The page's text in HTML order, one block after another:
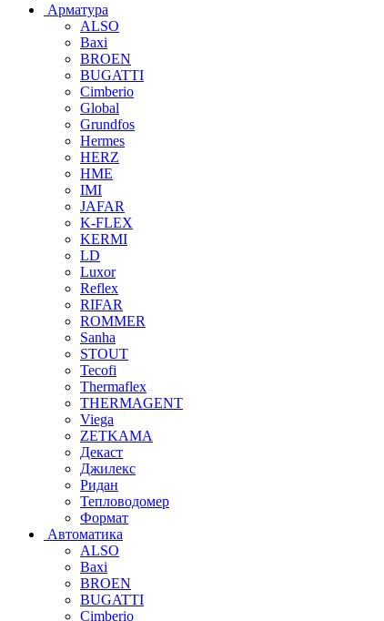
Арматура
ALSO
Baxi
BROEN
BUGATTI
Cimberio
Global
Grundfos
Hermes
HERZ
HME
IMI
JAFAR
K-FLEX
KERMI
LD
Luxor
Reflex
RIFAR
ROMMER
Sanha
STOUT
Tecofi
Thermaflex
THERMAGENT
Viega
ZETKAMA
Декаст
Джилекс
Ридан
Тепловодомер
Формат
Автоматика
ALSO
Baxi
BROEN
BUGATTI
Cimberio